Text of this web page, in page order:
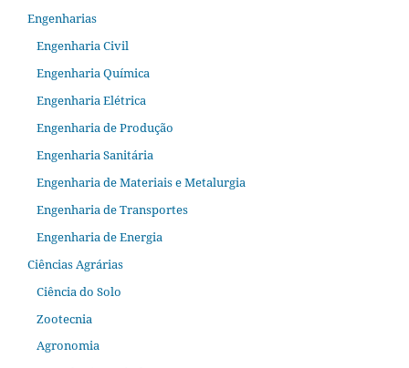
Engenharias
Engenharia Civil
Engenharia Química
Engenharia Elétrica
Engenharia de Produção
Engenharia Sanitária
Engenharia de Materiais e Metalurgia
Engenharia de Transportes
Engenharia de Energia
Ciências Agrárias
Ciência do Solo
Zootecnia
Agronomia